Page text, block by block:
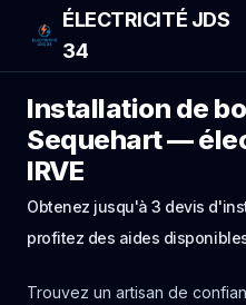
ÉLECTRICITÉ JDS
34
Installation de
Sequehart —
IRVE
Obtenez jusqu'à 3 devis
profitez des aides
Trouvez un artisan de